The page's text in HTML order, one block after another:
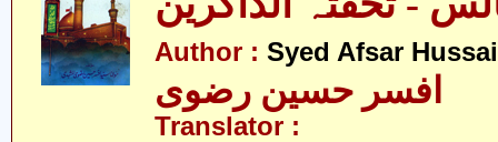
Author : Syed Afsar
افسر حسین رضوی
Translator :